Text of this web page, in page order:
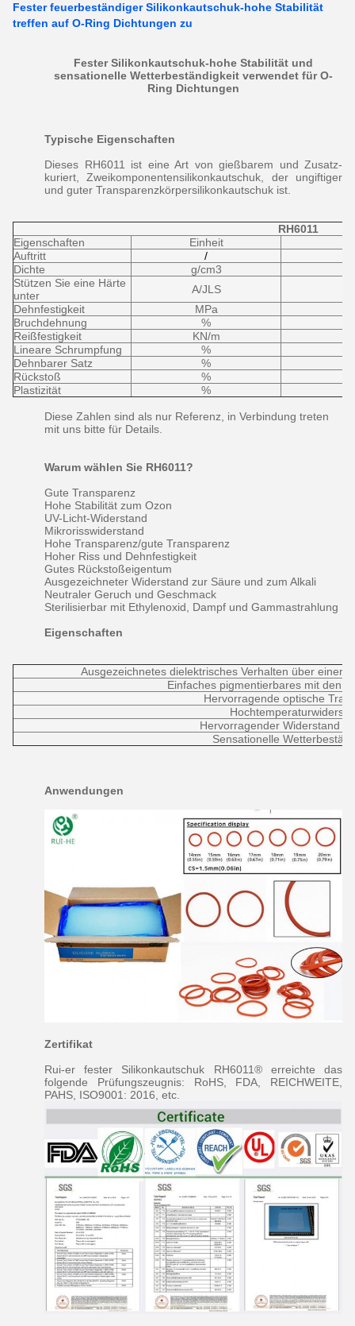
Fester feuerbeständiger Silikonkautschuk-hohe Stabilität
treffen auf O-Ring Dichtungen zu
Fester Silikonkautschuk-hohe Stabilität und
sensationelle Wetterbeständigkeit verwendet für O-
Ring Dichtungen
Typische Eigenschaften
Dieses RH6011 ist eine Art von gießbarem und Zusatz-
kuriert, Zweikomponentensilikonkautschuk, der ungiftiger
und guter Transparenzkörpersilikonkautschuk ist.
RH6011
Eigenschaften
Einheit
Auftritt
/
Dichte
g/cm3
Stützen Sie eine Härte
unter
A/JLS
Dehnfestigkeit
MPa
Bruchdehnung
%
Reißfestigkeit
KN/m
Lineare Schrumpfung
%
Dehnbarer Satz
%
Rückstoß
%
Plastizität
%
Diese Zahlen sind als nur Referenz, in Verbindung treten
mit uns bitte für Details.
Warum wählen Sie RH6011?
Gute Transparenz
Hohe Stabilität zum Ozon
UV-Licht-Widerstand
Mikrorisswiderstand
Hohe Transparenz/gute Transparenz
Hoher Riss und Dehnfestigkeit
Gutes Rückstoßeigentum
Ausgezeichneter Widerstand zur Säure und zum Alkali
Neutraler Geruch und Geschmack
Sterilisierbar mit Ethylenoxid, Dampf und Gammastrahlung
Eigenschaften
Ausgezeichnetes dielektrisches Verhalten über einer
Einfaches pigmentierbares mit den
Hervorragende optische
Hervorragender Widerstand
Sensationelle
Anwendungen
Zertifikat
Rui-er fester Silikonkautschuk RH6011® erreichte das
folgende Prüfungszeugnis: RoHS, FDA, REICHWEITE,
PAHS, ISO9001: 2016, etc.